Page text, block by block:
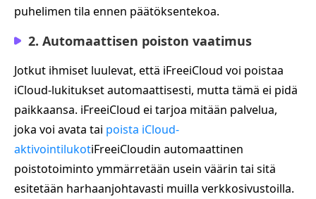
puhelimen tila ennen päätöksentekoa.
2. Automaattisen poiston vaatimus
Jotkut ihmiset luulevat, että iFreeiCloud voi poistaa
iCloud-lukitukset automaattisesti, mutta tämä ei pidä
paikkaansa. iFreeiCloud ei tarjoa mitään palvelua,
joka voi avata tai poista iCloud-
aktivointilukotiFreeiCloudin automaattinen
poistotoiminto ymmärretään usein väärin tai sitä
esitetään harhaanjohtavasti muilla verkkosivustoilla.